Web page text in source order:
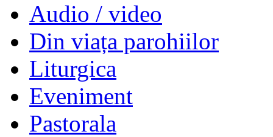
Audio / video
Din viața parohiilor
Liturgica
Eveniment
Pastorala